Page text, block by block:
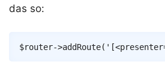
das so:
$router->addRoute(